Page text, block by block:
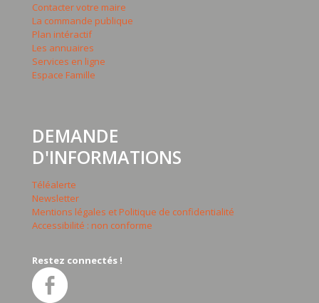
Contacter votre maire
La commande publique
Plan intéractif
Les annuaires
Services en ligne
Espace Famille
DEMANDE
D'INFORMATIONS
Téléalerte
Newsletter
Mentions légales et Politique de confidentialité
Accessibilité : non conforme
Restez connectés !